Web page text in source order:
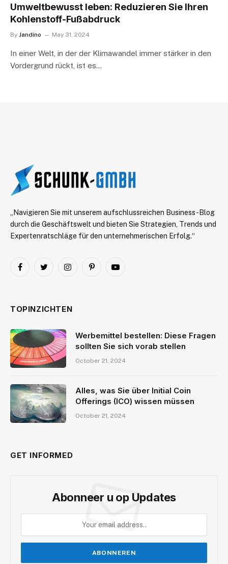
Umweltbewusst leben: Reduzieren Sie Ihren
Kohlenstoff-Fußabdruck
By Jandino May 31, 2024
In einer Welt, in der der Klimawandel immer stärker in den
Vordergrund rückt, ist es…
„Navigieren Sie mit unserem aufschlussreichen Business-Blog
durch die Geschäftswelt und bieten Sie Strategien, Trends und
Expertenratschläge für den unternehmerischen Erfolg.“
FacebookTwitterInstagramPinterestYouTube
TOPINZICHTEN
Werbemittel bestellen: Diese Fragen
sollten Sie sich vorab stellen
October 21, 2024
Alles, was Sie über Initial Coin
Offerings (ICO) wissen müssen
October 21, 2024
GET INFORMED
Abonneer u op Updates